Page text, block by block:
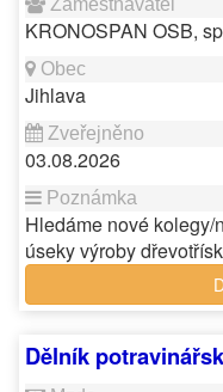
KRONOSPAN OSB,
Jihlava
03.08.2026
Hledáme nové
úseky výroby
Dělník